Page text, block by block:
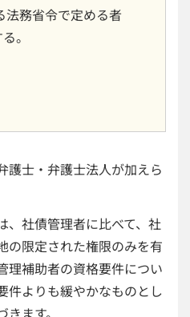
務省令で定める者
。
護士・弁護士法人が加えら
、社債管理者に比べて、社
の限定された権限のみを有
理補助者の資格要件につい
件よりも緩やかなものとし
ます。